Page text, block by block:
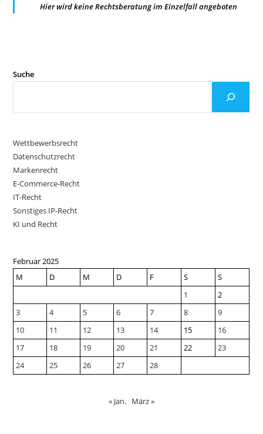
Hier wird keine Rechtsberatung im Einzelfall angeboten
Suche
Wettbewerbsrecht
Datenschutzrecht
Markenrecht
E-Commerce-Recht
IT-Recht
Sonstiges IP-Recht
KI und Recht
Februar 2025
M
D M D F S
S
1
2
3
4 5 6 7 8
9
10
11 12 13 14 15
16
17
18 19 20 21 22
23
24
25 26 27 28
« Jan. März »